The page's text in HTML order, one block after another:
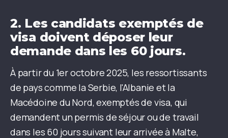
2. Les candidats exemptés de
visa doivent déposer leur
demande dans les 60 jours.
À partir du 1er octobre 2025, les ressortissants
de pays comme la Serbie, l'Albanie et la
Macédoine du Nord, exemptés de visa, qui
demandent un permis de séjour ou de travail
dans les 60 jours suivant leur arrivée à Malte,